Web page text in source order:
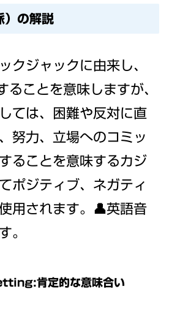
）の解説
クジャックに由来し、
ることを意味しますが、
ては、困難や反対に直
努力、立場へのコミッ
ることを意味するカジ
ポジティブ、ネガティ
用されます。👤英語音
。
肯定的な意味合い